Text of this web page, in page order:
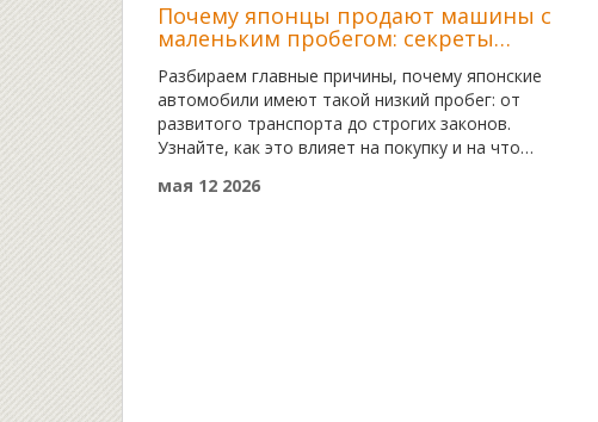
Почему японцы продают машины с
маленьким пробегом: секреты
рынка и выгода для вас
Разбираем главные причины, почему японские
автомобили имеют такой низкий пробег: от
развитого транспорта до строгих законов.
Узнайте, как это влияет на покупку и на что
мая 12 2026